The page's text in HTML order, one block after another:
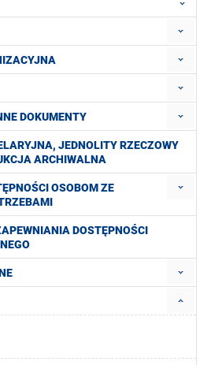
DOKUMENTY
JEDNOLITY RZECZOWY
ARCHIWALNA
OSOBOM ZE
DOSTĘPNOŚCI